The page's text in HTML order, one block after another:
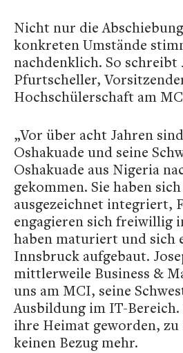
Nicht nur die
konkreten Umstände
nachdenklich. So schreibt
Pfurtscheller,
Hochschülerschaft am
„Vor über acht Jahren
Oshakuade und seine
Oshakuade aus Nigeria
gekommen. Sie haben
ausgezeichnet integriert,
engagieren sich freiwillig
haben maturiert und sich
Innsbruck aufgebaut.
mittlerweile Business &
uns am MCI, seine
Ausbildung im IT-
ihre Heimat geworden, zu
keinen Bezug mehr.